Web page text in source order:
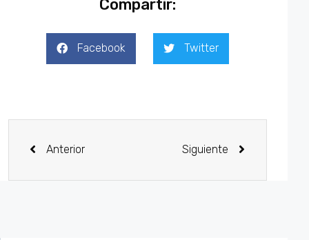
Compartir:
Facebook Twitter
Anterior Siguiente